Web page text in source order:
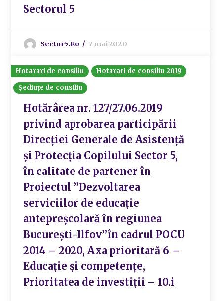
Sectorul 5
Sector5.ro 7 mai 2020
Hotarari de consiliu
Hotarari de consiliu 2019
Ședințe de consiliu
Hotărârea nr. 127/27.06.2019
privind aprobarea participării
Direcției Generale de Asistență
și Protecția Copilului Sector 5,
în calitate de partener în
Proiectul ”Dezvoltarea
serviciilor de educație
antepreșcolară în regiunea
București-Ilfov”în cadrul POCU
2014 – 2020, Axa prioritară 6 –
Educație și competențe,
Prioritatea de investiții – 10.i